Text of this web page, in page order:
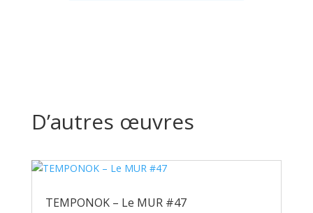
D’autres œuvres
TEMPONOK – Le MUR #47